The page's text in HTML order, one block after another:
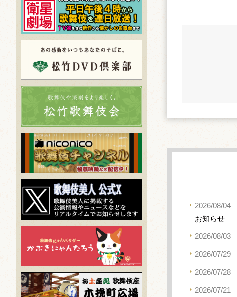
2026/08/04
お知らせ
2026/08/03
2026/07/29
2026/07/28
2026/07/21